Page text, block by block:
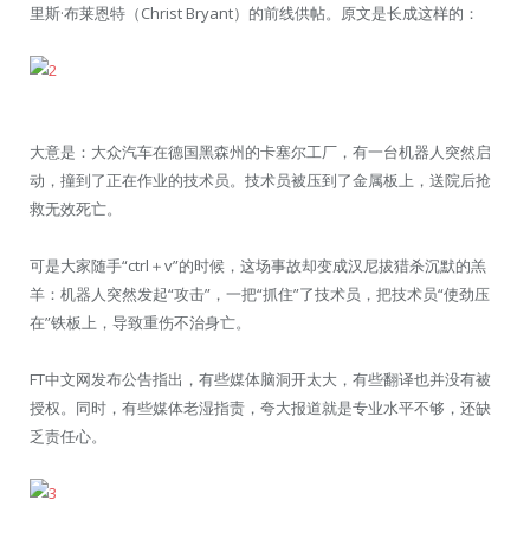
里斯·布莱恩特（Christ Bryant）的前线供帖。原文是长成这样的：
大意是：大众汽车在德国黑森州的卡塞尔工厂，有一台机器人突然启
动，撞到了正在作业的技术员。技术员被压到了金属板上，送院后抢
救无效死亡。
可是大家随手“ctrl＋v”的时候，这场事故却变成汉尼拔猎杀沉默的羔
羊：机器人突然发起“攻击”，一把“抓住”了技术员，把技术员“使劲压
在”铁板上，导致重伤不治身亡。
FT中文网发布公告指出，有些媒体脑洞开太大，有些翻译也并没有被
授权。同时，有些媒体老湿指责，夸大报道就是专业水平不够，还缺
乏责任心。